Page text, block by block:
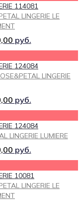
LINGERIE LE
руб.
LINGERIE
руб.
LINGERIE LUMIERE
руб.
LINGERIE LE